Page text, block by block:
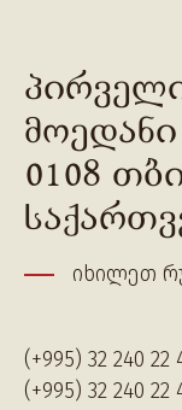
მოედანი
0108
იხილეთ
(+995) 32 240 22
(+995) 32 240 22